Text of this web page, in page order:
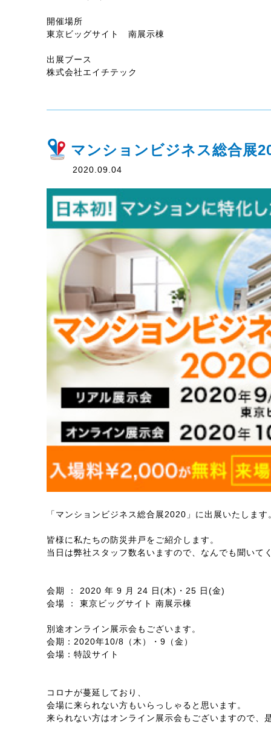
開催場所
東京ビッグサイト 南展示棟
出展ブース
株式会社エイチテック
マンションビジネス総合展
2020.09.04
「マンションビジネス総合展2020」に出展いたします
皆様に私たちの防災井戸をご紹介します。
当日は弊社スタッフ数名いますので、なんでも聞いて
会期 ： 2020 年 9 月 24 日(木)・25 日(金)
会場 ： 東京ビッグサイト 南展示棟
別途オンライン展示会もございます。
会期：2020年10/8（木）・9（金）
会場：特設サイト
コロナが蔓延しており、
会場に来られない方もいらっしゃると思います。
来られない方はオンライン展示会もございますので、